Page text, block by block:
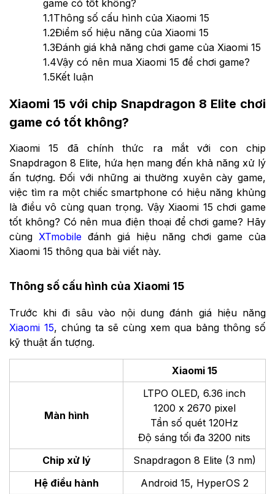
game có tốt không?
1.1Thông số cấu hình của Xiaomi 15
1.2Điểm số hiệu năng của Xiaomi 15
1.3Đánh giá khả năng chơi game của Xiaomi 15
1.4Vậy có nên mua Xiaomi 15 để chơi game?
1.5Kết luận
Xiaomi 15 với chip Snapdragon 8 Elite chơi
game có tốt không?
Xiaomi 15 đã chính thức ra mắt với con chip
Snapdragon 8 Elite, hứa hẹn mang đến khả năng xử lý
ấn tượng. Đối với những ai thường xuyên cày game,
việc tìm ra một chiếc smartphone có hiệu năng khủng
là điều vô cùng quan trọng. Vậy Xiaomi 15 chơi game
tốt không? Có nên mua điện thoại để chơi game? Hãy
cùng XTmobile đánh giá hiệu năng chơi game của
Xiaomi 15 thông qua bài viết này.
Thông số cấu hình của Xiaomi 15
Trước khi đi sâu vào nội dung đánh giá hiệu năng
Xiaomi 15, chúng ta sẽ cùng xem qua bảng thông số
kỹ thuật ấn tượng.
Xiaomi 15
Màn hình
LTPO OLED, 6.36 inch
1200 x 2670 pixel
Tần số quét 120Hz
Độ sáng tối đa 3200 nits
Chip xử lý
Snapdragon 8 Elite (3 nm)
Hệ điều hành
Android 15, HyperOS 2